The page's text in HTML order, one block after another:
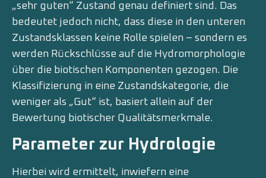
„sehr guten“ Zustand genau definiert sind. Das
bedeutet jedoch nicht, dass diese in den unteren
Zustandsklassen keine Rolle spielen – sondern es
werden Rückschlüsse auf die Hydromorphologie
über die biotischen Komponenten gezogen. Die
Klassifizierung in eine Zustandskategorie, die
weniger als „Gut“ ist, basiert allein auf der
Bewertung biotischer Qualitätsmerkmale.
Parameter zur Hydrologie
Hierbei wird ermittelt, inwiefern eine